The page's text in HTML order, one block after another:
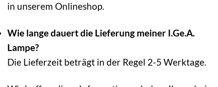
in unserem Onlineshop.
Wie lange dauert die Lieferung meiner I.Ge.A.
Lampe?
Die Lieferzeit beträgt in der Regel 2-5 Werktage.